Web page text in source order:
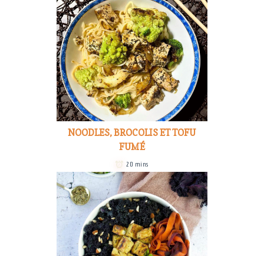
NOODLES, BROCOLIS ET TOFU
FUMÉ
20 mins